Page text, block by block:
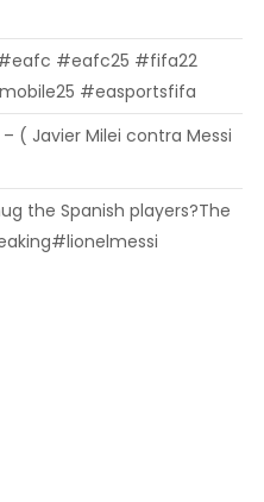
#eafc #eafc25 #fifa22
#easportsfifa
( Javier Milei contra Messi
the Spanish players?The